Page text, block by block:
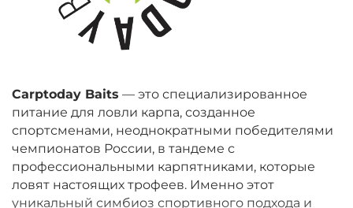
Carptoday Baits — это специализированное
питание для ловли карпа, созданное
спортсменами, неоднократными победителями
чемпионатов России, в тандеме с
профессиональными карпятниками, которые
ловят настоящих трофеев. Именно этот
уникальный симбиоз спортивного подхода и